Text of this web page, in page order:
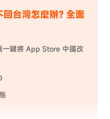
台灣怎麼辦? 全面
鍵將 App Store 中國改